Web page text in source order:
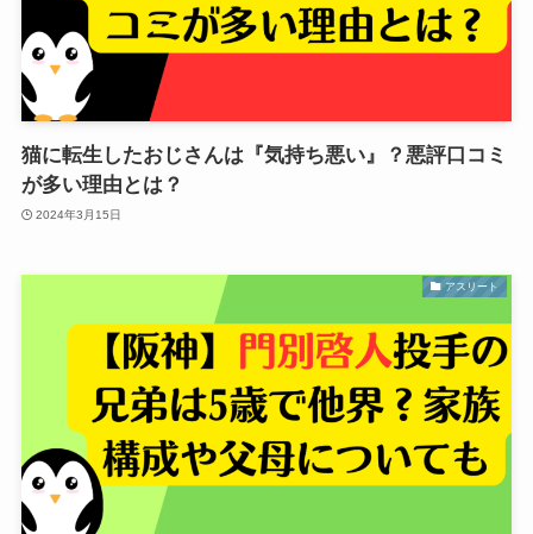
猫に転生したおじさんは『気持ち悪い』？悪評口コミ
が多い理由とは？
2024年3月15日
アスリート